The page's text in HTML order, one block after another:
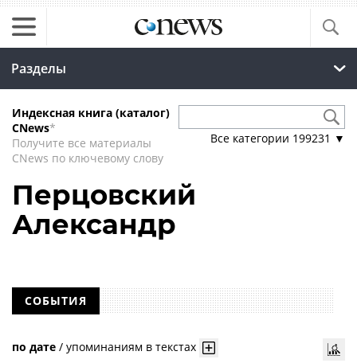
Разделы
Индексная книга (каталог)
CNews*
Получите все материалы
CNews по ключевому слову
Все категории 199231 ▼
Перцовский
Александр
СОБЫТИЯ
по дате / упоминаниям в текстах